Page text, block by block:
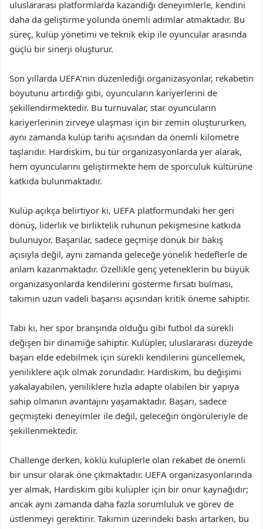
uluslararası platformlarda kazandığı deneyimlerle, kendini
daha da geliştirme yolunda önemli adımlar atmaktadır. Bu
süreç, kulüp yönetimi ve teknik ekip ile oyuncular arasında
güçlü bir sinerji oluşturur.
Son yıllarda UEFA’nın düzenlediği organizasyonlar, rekabetin
boyutunu artırdığı gibi, oyuncuların kariyerlerini de
şekillendirmektedir. Bu turnuvalar, star oyuncuların
kariyerlerinin zirveye ulaşması için bir zemin oluştururken,
aynı zamanda kulüp tarihi açısından da önemli kilometre
taşlarıdır. Hardiskim, bu tür organizasyonlarda yer alarak,
hem oyuncularını geliştirmekte hem de sporculuk kültürüne
katkıda bulunmaktadır.
Kulüp açıkça belirtiyor ki, UEFA platformundaki her geri
dönüş, liderlik ve birliktelik ruhunun pekişmesine katkıda
bulunuyor. Başarılar, sadece geçmişe dönük bir bakış
açısıyla değil, aynı zamanda geleceğe yönelik hedeflerle de
anlam kazanmaktadır. Özellikle genç yeteneklerin bu büyük
organizasyonlarda kendilerini gösterme fırsatı bulması,
takımın uzun vadeli başarısı açısından kritik öneme sahiptir.
Tabi ki, her spor branşında olduğu gibi futbol da sürekli
değişen bir dinamiğe sahiptir. Kulüpler, uluslararası düzeyde
başarı elde edebilmek için sürekli kendilerini güncellemek,
yeniliklere açık olmak zorundadır. Hardiskim, bu değişimi
yakalayabilen, yeniliklere hızla adapte olabilen bir yapıya
sahip olmanın avantajını yaşamaktadır. Başarı, sadece
geçmişteki deneyimler ile değil, geleceğin öngörüleriyle de
şekillenmektedir.
Challenge derken, köklü kulüplerle olan rekabet de önemli
bir unsur olarak öne çıkmaktadır. UEFA organizasyonlarında
yer almak, Hardiskim gibi kulüpler için bir onur kaynağıdır;
ancak aynı zamanda daha fazla sorumluluk ve görev de
üstlenmeyi gerektirir. Takımın üzerindeki baskı artarken, bu